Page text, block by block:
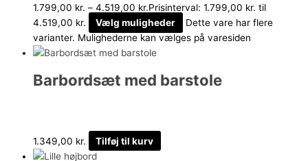
1.799,00 kr. – 4.519,00 kr.Prisinterval: 1.799,00 kr. til
4.519,00 kr.
Vælg muligheder
Dette vare har flere
varianter. Mulighederne kan vælges på varesiden
Barbordsæt med barstole
1.349,00 kr. Tilføj til kurv